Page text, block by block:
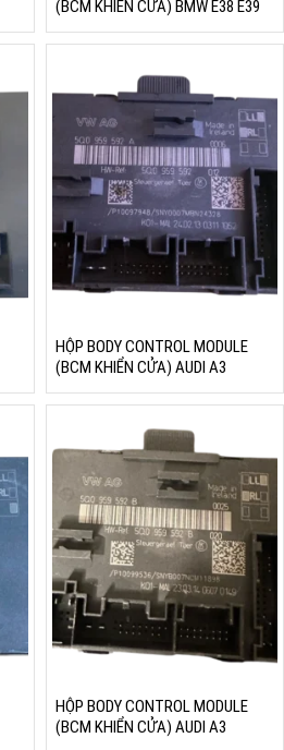
(BCM KHIỂN CỬA) BMW E38 E39
HỘP BODY CONTROL MODULE
(BCM KHIỂN CỬA) AUDI A3
HỘP BODY CONTROL MODULE
(BCM KHIỂN CỬA) AUDI A3